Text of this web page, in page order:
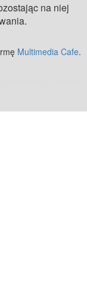
na niej
Multimedia Cafe.